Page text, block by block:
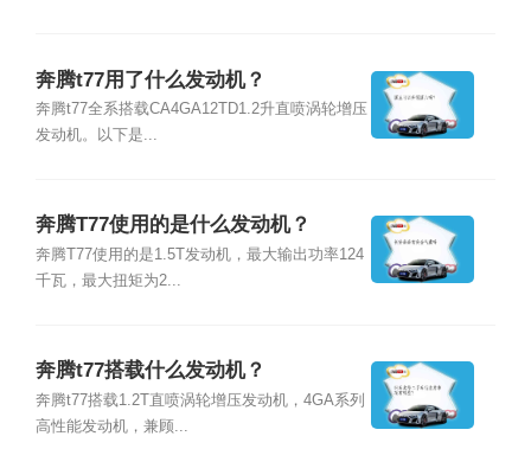
奔腾t77用了什么发动机？
奔腾t77全系搭载CA4GA12TD1.2升直喷涡轮增压
发动机。以下是...
奔腾T77使用的是什么发动机？
奔腾T77使用的是1.5T发动机，最大输出功率124
千瓦，最大扭矩为2...
奔腾t77搭载什么发动机？
奔腾t77搭载1.2T直喷涡轮增压发动机，4GA系列
高性能发动机，兼顾...